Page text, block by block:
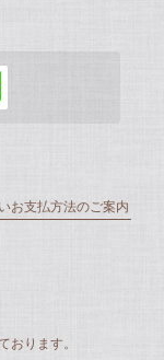
お支払方法のご案内
おります。